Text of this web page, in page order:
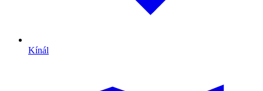
Kínál